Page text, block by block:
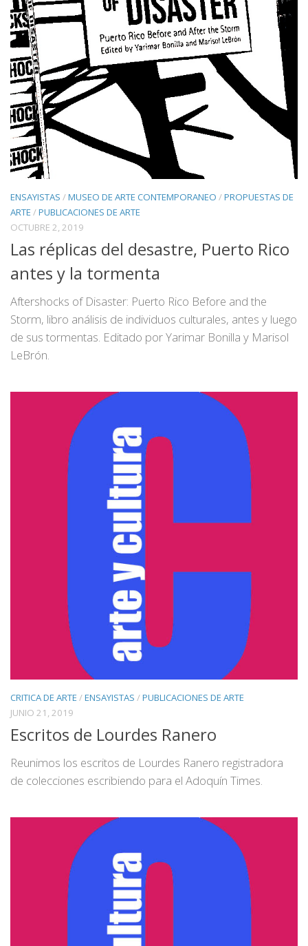
ENSAYISTAS /MUSEO DE ARTE CONTEMPORANEO /PROPUESTAS DE
ARTE /PUBLICACIONES DE ARTE
OCTUBRE 2, 2019
Las réplicas del desastre, Puerto Rico
antes y la tormenta
Aftershocks of Disaster: Puerto Rico Before and the
Storm, libro análisis de individuos culturales, antes y luego
de sus tormentas. Editado por Yarimar Bonilla y Marisol
LeBrón.
CRITICA DE ARTE /ENSAYISTAS /PUBLICACIONES DE ARTE
JUNIO 21, 2019
Escritos de Lourdes Ranero
Reunimos los escritos de Lourdes Ranero registradora
de colecciones escribiendo para el Adoquín Times.